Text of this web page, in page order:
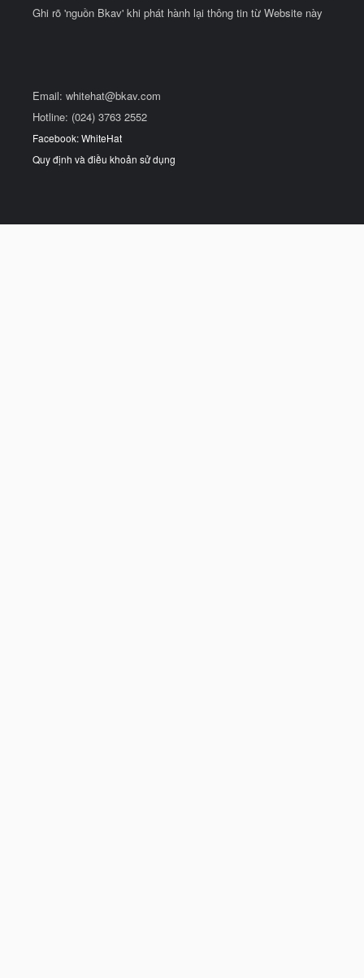
Ghi rõ 'nguồn Bkav' khi phát hành lại thông tin từ Website này
Email: whitehat@bkav.com
Hotline: (024) 3763 2552
Facebook: WhiteHat
Quy định và điều khoản sử dụng